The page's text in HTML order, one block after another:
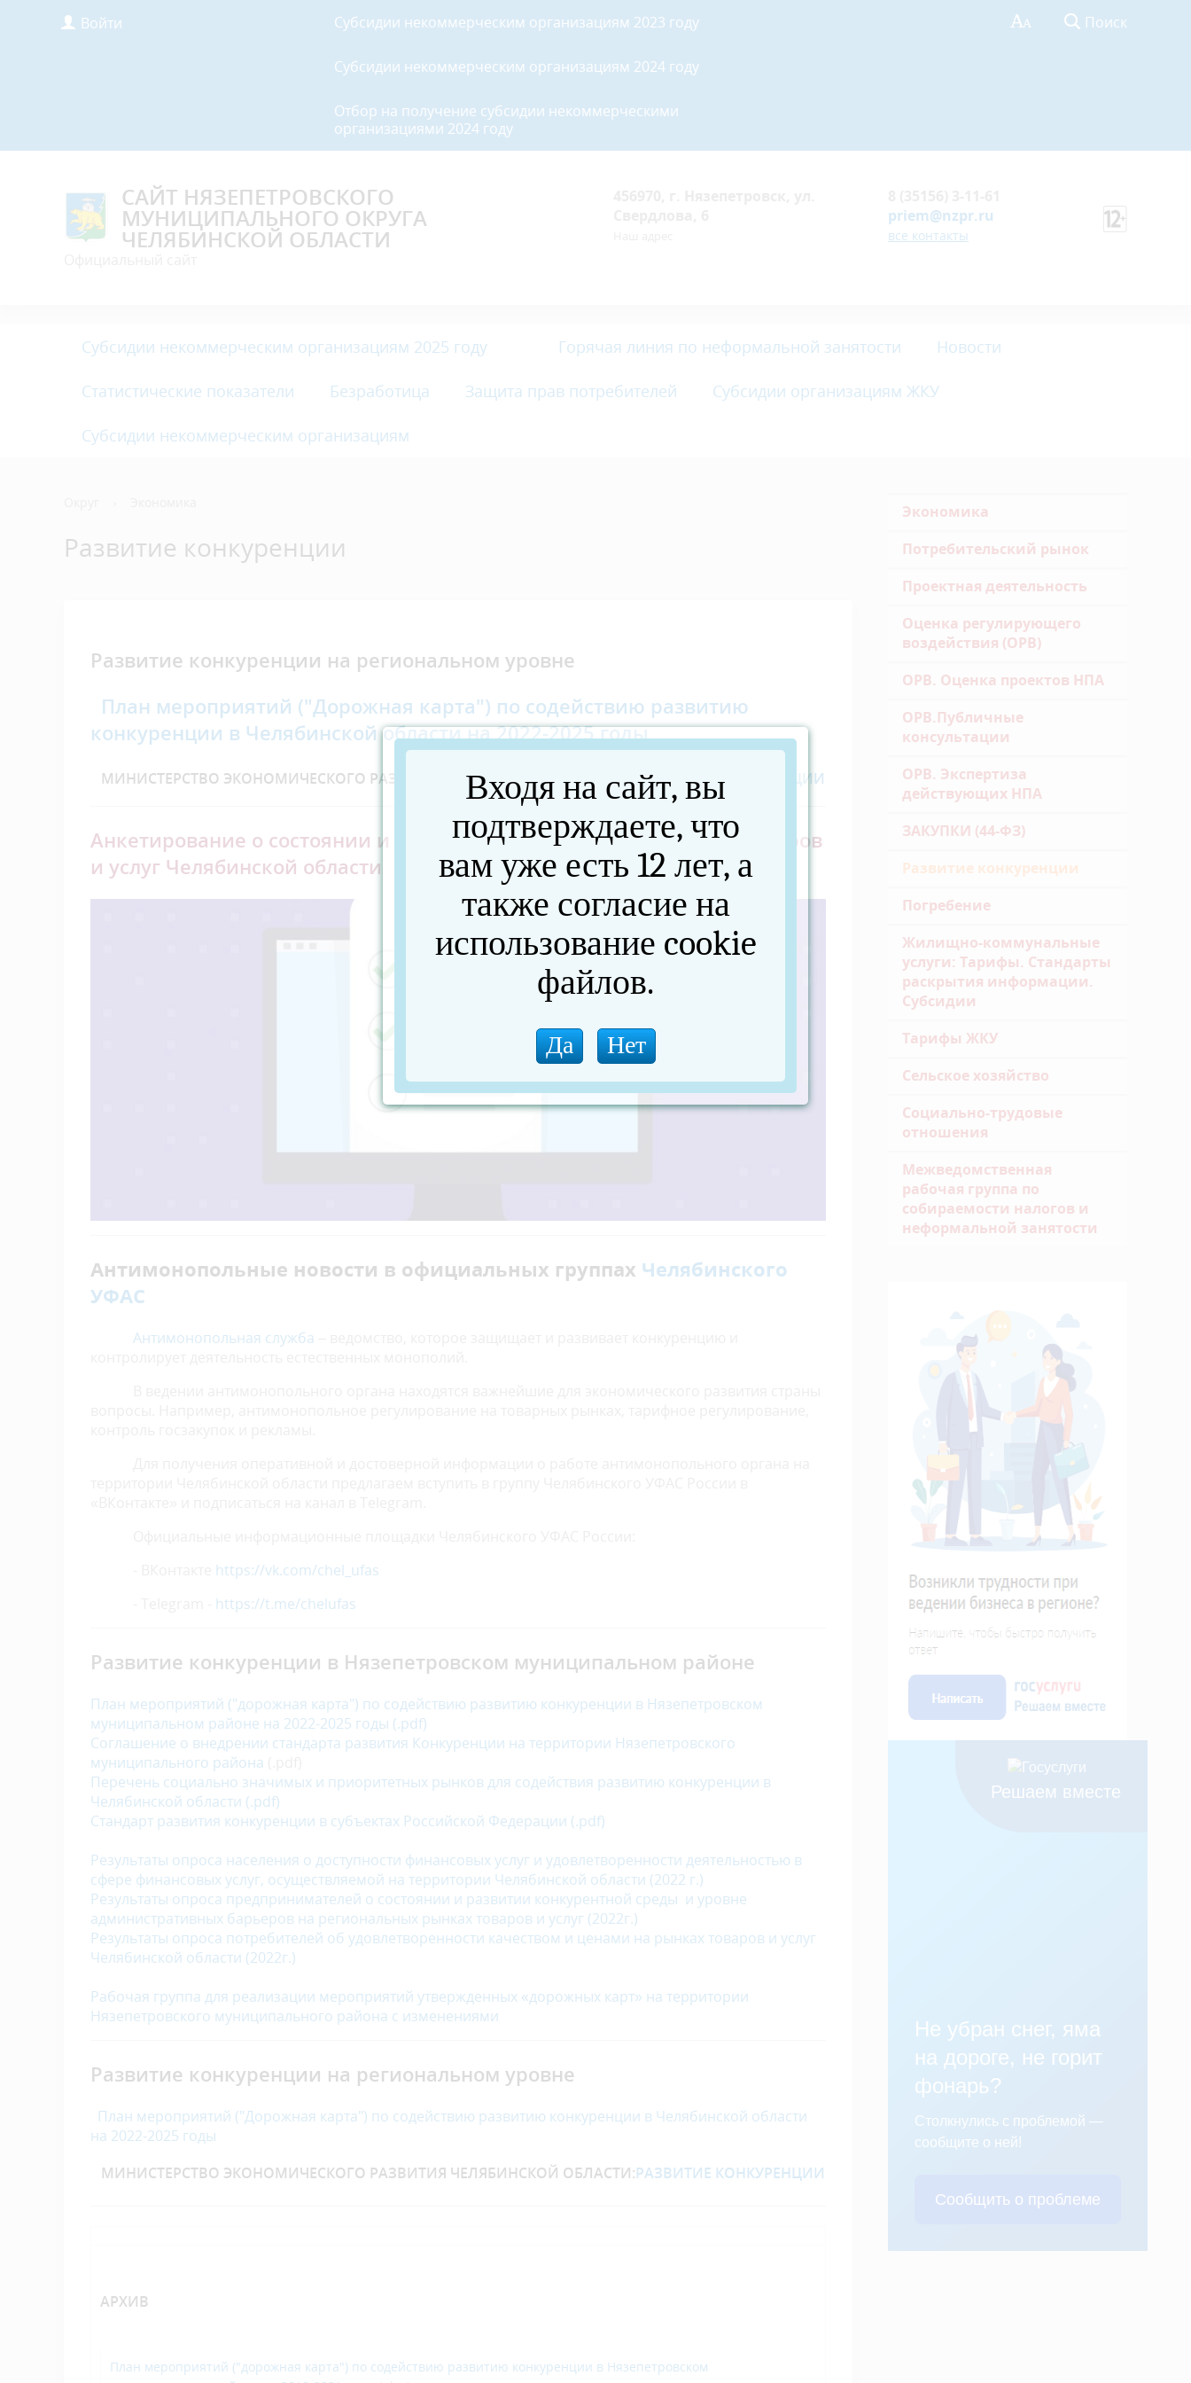
Войти Субсидии некоммерческим организациям 2023 году
Субсидии некоммерческим организациям 2024 году
Отбор на получение субсидии некоммерческими
организациями 2024 году
Поиск
САЙТ НЯЗЕПЕТРОВСКОГО
МУНИЦИПАЛЬНОГО ОКРУГА
ЧЕЛЯБИНСКОЙ ОБЛАСТИ
priem@nzpr.ru
все контакты
Субсидии некоммерческим организациям 2025 году Горячая линия по неформальной занятости Новости
Статистические показатели Безработица Защита прав потребителей Субсидии организациям ЖКУ
Субсидии некоммерческим организациям
Развитие конкуренции
Развитие конкуренции на региональном уровне
План мероприятий ("Дорожная карта") по содействию развитию
конкуренции в Челябинской области на 2022-2025 годы
МИНИСТЕРСТВО ЭКОНОМИЧЕСКОГО РАЗВИТИЯ ЧЕЛЯБИНСКОЙ ОБЛАСТИ:РАЗВИТИЕ КОНКУРЕНЦИИ
Анкетирование о состоянии и развитии конкуренции на рынках товаров
и услуг Челябинской области
Антимонопольные новости в официальных группах Челябинского
УФАС
Антимонопольная служба
https://vk.com/chel_ufas
https://t.me/chelufas
Развитие конкуренции в Нязепетровском муниципальном районе
План мероприятий ("дорожная карта") по содействию развитию конкуренции в Нязепетровском
муниципальном районе на 2022-2025 годы (.pdf)
Соглашение о внедрении стандарта развития Конкуренции на территории Нязепетровского
муниципального района
Перечень социально значимых и приоритетных рынков для содействия развитию конкуренции в
Челябинской области (.pdf)
Стандарт развития конкуренции в субъектах Российской Федерации (.pdf)
Результаты опроса населения о доступности финансовых услуг и удовлетворенности деятельностью в
сфере финансовых услуг, осуществляемой на территории Челябинской области (2022 г.)
Результаты опроса предпринимателей о состоянии и развитии конкурентной среды и уровне
административных барьеров на региональных рынках товаров и услуг (2022г.)
Результаты опроса потребителей об удовлетворенности качеством и ценами на рынках товаров и услуг
Челябинской области (2022г.)
Рабочая группа для реализации мероприятий утвержденных «дорожных карт» на территории
Нязепетровского муниципального района с изменениями
Развитие конкуренции на региональном уровне
План мероприятий ("Дорожная карта") по содействию развитию конкуренции в Челябинской области
на 2022-2025 годы
МИНИСТЕРСТВО ЭКОНОМИЧЕСКОГО РАЗВИТИЯ ЧЕЛЯБИНСКОЙ ОБЛАСТИ:РАЗВИТИЕ КОНКУРЕНЦИИ
АРХИВ
План мероприятий ("дорожная карта") по содействию развитию конкуренции в Нязепетровском
Экономика
Потребительский рынок
Проектная деятельность
Оценка регулирующего
воздействия (ОРВ)
ОРВ. Оценка проектов НПА
ОРВ.Публичные
консультации
ОРВ. Экспертиза
действующих НПА
ЗАКУПКИ (44-ФЗ)
Развитие конкуренции
Погребение
Жилищно-коммунальные
услуги: Тарифы. Стандарты
раскрытия информации.
Субсидии
Тарифы ЖКУ
Сельское хозяйство
Социально-трудовые
отношения
Межведомственная
рабочая группа по
собираемости налогов и
неформальной занятости
Решаем вместе
Не убран снег, яма
на дороге, не горит
фонарь?
Столкнулись с проблемой —
сообщите о ней!
Сообщить о проблеме
Входя на сайт, вы
подтверждаете, что
вам уже есть 12 лет, а
также согласие на
использование cookie
файлов.